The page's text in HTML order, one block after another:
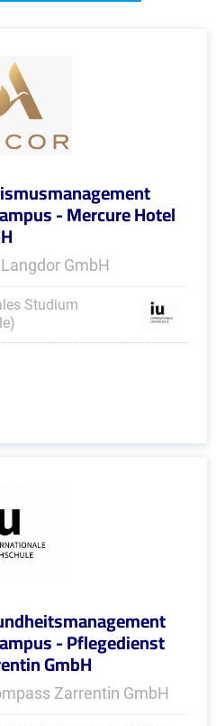
- Mercure Hotel
GmbH
Studium
- Pflegedienst
GmbH
Zarrentin GmbH